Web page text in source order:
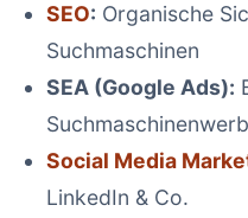
SEO: Organische
Suchmaschinen
SEA (Google Ads):
Social Media
LinkedIn & Co.